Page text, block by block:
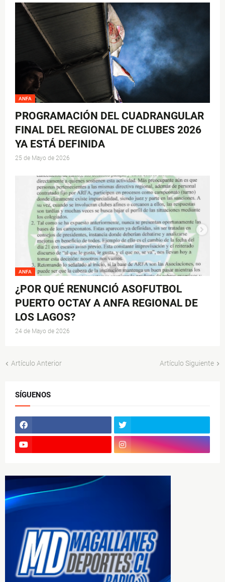
ANFA
PROGRAMACIÓN DEL CUADRANGULAR
FINAL DEL REGIONAL DE CLUBES 2026
YA ESTÁ DEFINIDA
25 de Mayo de 2026
ANFA
¿POR QUÉ RENUNCIÓ ASOFUTBOL
PUERTO OCTAY A ANFA REGIONAL DE
LOS LAGOS?
24 de Mayo de 2026
Artículo Anterior Artículo Siguiente
SÍGUENOS